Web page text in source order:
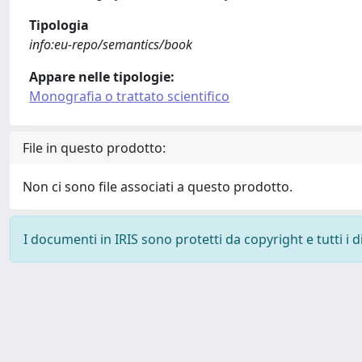
Tipologia
info:eu-repo/semantics/book
Appare nelle tipologie:
Monografia o trattato scientifico
File in questo prodotto:
Non ci sono file associati a questo prodotto.
I documenti in IRIS sono protetti da copyright e tutti i